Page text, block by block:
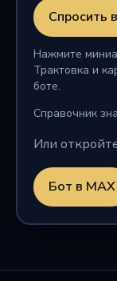
Спросить
Нажмите
Трактовка и
боте.
Справочник
Или
Бот в MAX